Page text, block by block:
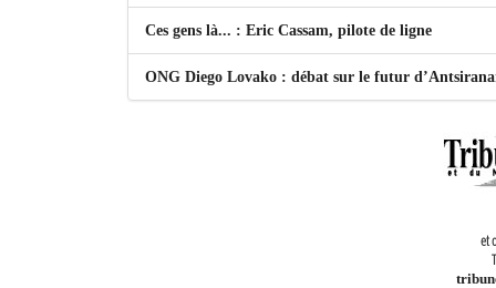
Ces gens là... : Eric Cassam, pilote de ligne
ONG Diego Lovako : débat sur le futur
et